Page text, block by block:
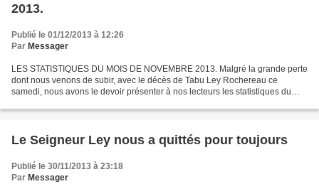
2013.
Publié le 01/12/2013 à 12:26
Par Messager
LES STATISTIQUES DU MOIS DE NOVEMBRE 2013. Malgré la grande perte
dont nous venons de subir, avec le décès de Tabu Ley Rochereau ce
samedi, nous avons le devoir présenter à nos lecteurs les statistiques du
Le Seigneur Ley nous a quittés pour toujours
Publié le 30/11/2013 à 23:18
Par Messager